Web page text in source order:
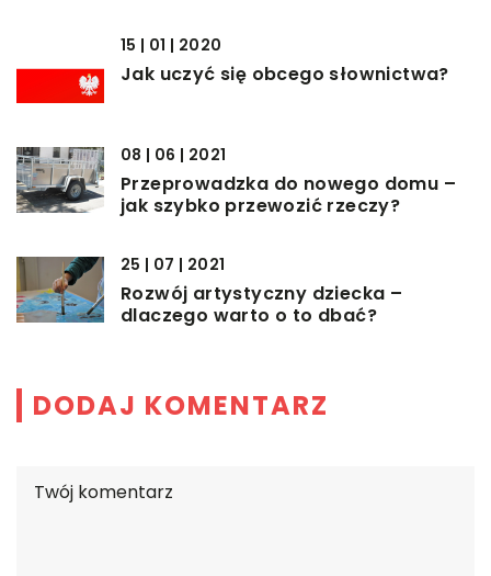
15 | 01 | 2020
Jak uczyć się obcego słownictwa?
08 | 06 | 2021
Przeprowadzka do nowego domu –
jak szybko przewozić rzeczy?
25 | 07 | 2021
Rozwój artystyczny dziecka –
dlaczego warto o to dbać?
DODAJ KOMENTARZ